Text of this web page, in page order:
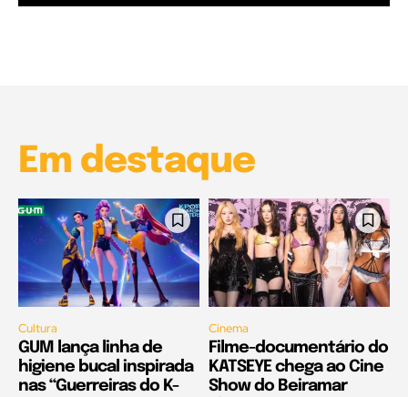
Em destaque
Cultura
GUM lança linha de
higiene bucal inspirada
nas “Guerreiras do K-
Cinema
Filme-documentário do
KATSEYE chega ao Cine
Show do Beiramar